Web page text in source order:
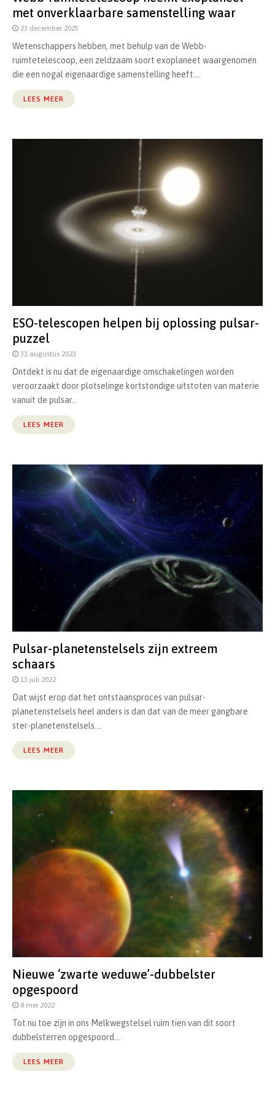
met onverklaarbare samenstelling waar
23 december 2025
Wetenschappers hebben, met behulp van de Webb-
ruimtetelescoop, een zeldzaam soort exoplaneet waargenomen
die een nogal eigenaardige samenstelling heeft....
LEES MEER
ESO-telescopen helpen bij oplossing pulsar-
puzzel
31 augustus 2023
Ontdekt is nu dat de eigenaardige omschakelingen worden
veroorzaakt door plotselinge kortstondige uitstoten van materie
vanuit de pulsar...
LEES MEER
Pulsar-planetenstelsels zijn extreem
schaars
13 juli 2022
Dat wijst erop dat het ontstaansproces van pulsar-
planetenstelsels heel anders is dan dat van de meer gangbare
ster-planetenstelsels....
LEES MEER
Nieuwe ‘zwarte weduwe’-dubbelster
opgespoord
8 mei 2022
Tot nu toe zijn in ons Melkwegstelsel ruim tien van dit soort
dubbelsterren opgespoord...
LEES MEER